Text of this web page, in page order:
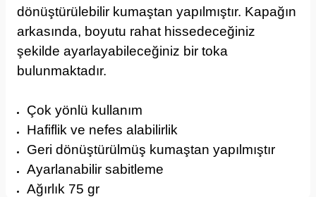
dönüştürülebilir kumaştan yapılmıştır. Kapağın
arkasında, boyutu rahat hissedeceğiniz
şekilde ayarlayabileceğiniz bir toka
bulunmaktadır.
Çok yönlü kullanım
Hafiflik ve nefes alabilirlik
Geri dönüştürülmüş kumaştan yapılmıştır
Ayarlanabilir sabitleme
Ağırlık 75 gr